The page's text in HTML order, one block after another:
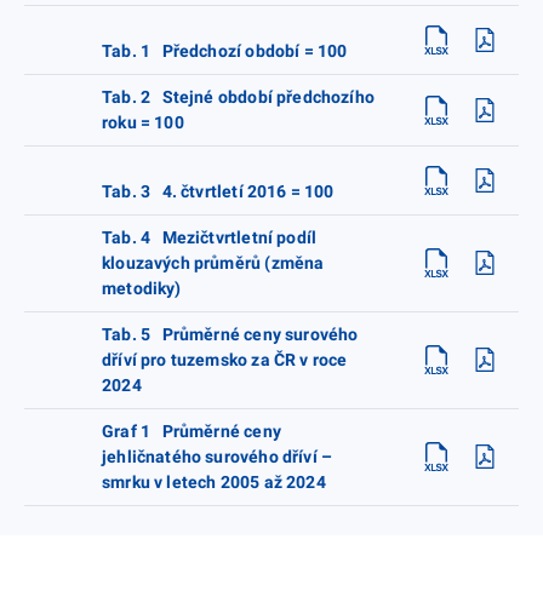
Tab. 1 Předchozí období = 100
Tab. 2 Stejné období předchozího
roku = 100
Tab. 3 4. čtvrtletí 2016 = 100
Tab. 4 Mezičtvrtletní podíl
klouzavých průměrů (změna
metodiky)
Tab. 5 Průměrné ceny surového
dříví pro tuzemsko za ČR v roce
2024
Graf 1 Průměrné ceny
jehličnatého surového dříví –
smrku v letech 2005 až 2024